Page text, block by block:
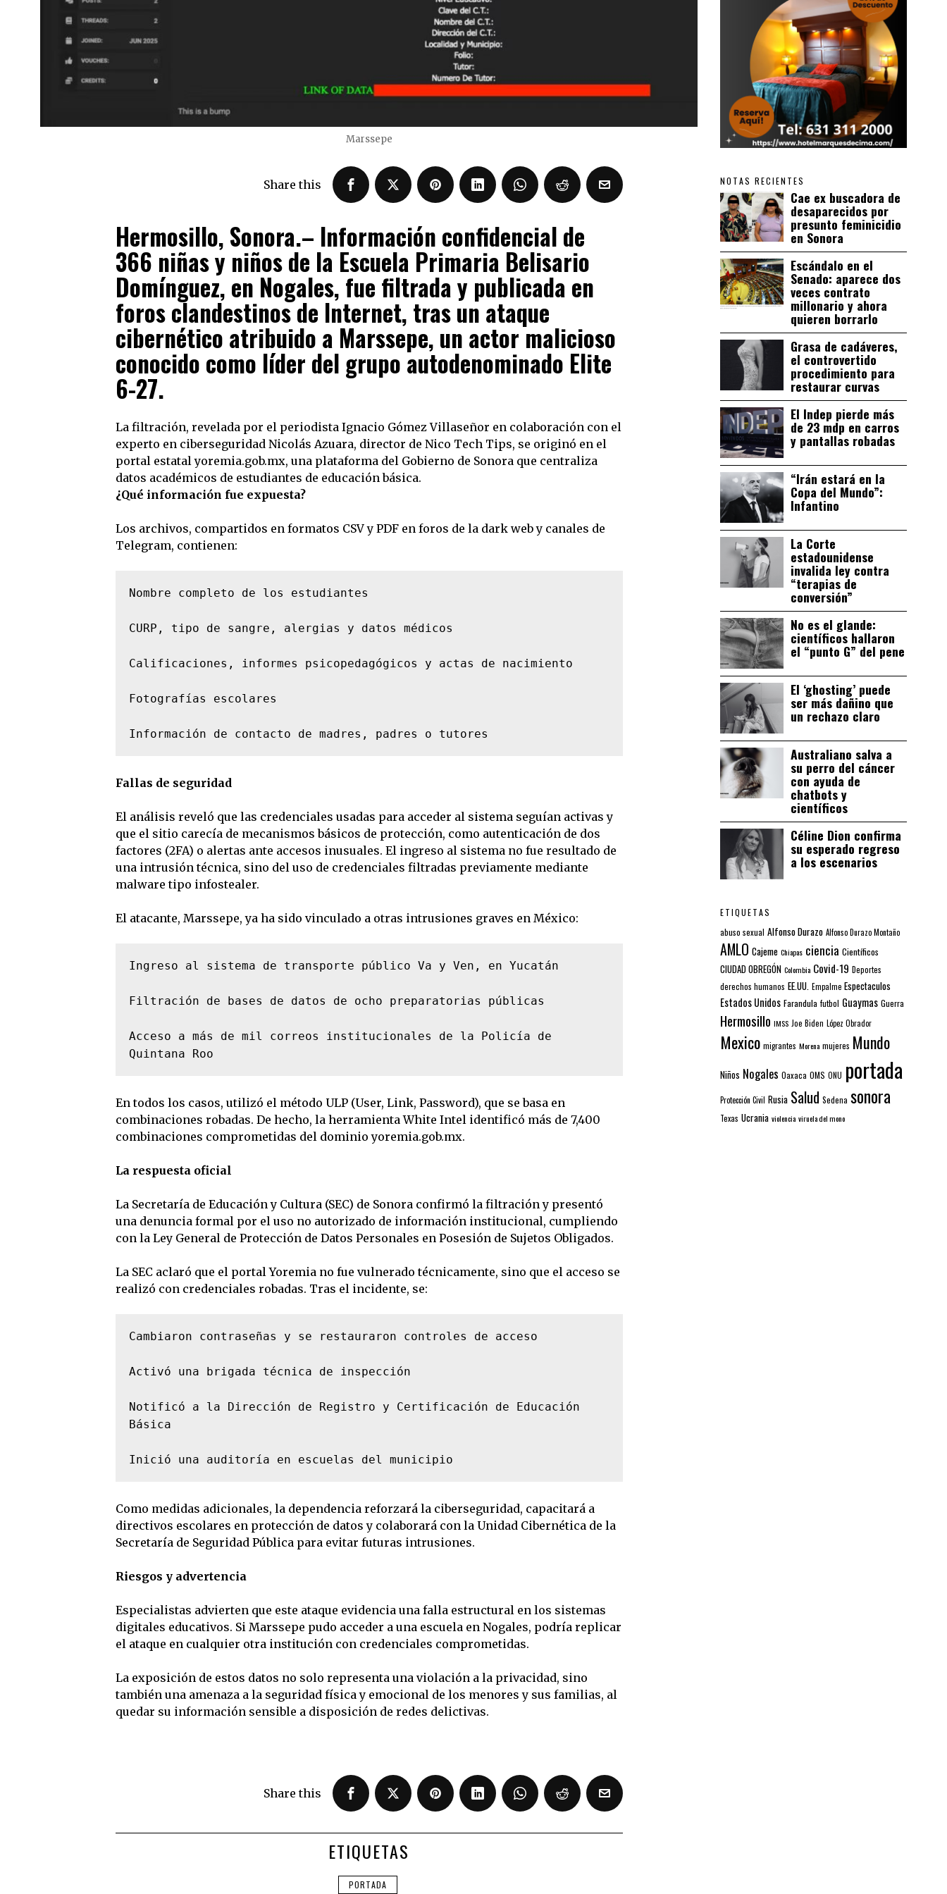
Marssepe
Share this
Hermosillo, Sonora.– Información confidencial de
366 niñas y niños de la Escuela Primaria Belisario
Domínguez, en Nogales, fue filtrada y publicada en
foros clandestinos de Internet, tras un ataque
cibernético atribuido a Marssepe, un actor malicioso
conocido como líder del grupo autodenominado Elite
6-27.
La filtración, revelada por el periodista Ignacio Gómez Villaseñor en colaboración con el
experto en ciberseguridad Nicolás Azuara, director de Nico Tech Tips, se originó en el
portal estatal yoremia.gob.mx, una plataforma del Gobierno de Sonora que centraliza
datos académicos de estudiantes de educación básica.
¿Qué información fue expuesta?
Los archivos, compartidos en formatos CSV y PDF en foros de la dark web y canales de
Telegram, contienen:
Nombre completo de los estudiantes
CURP, tipo de sangre, alergias y datos médicos
Calificaciones, informes psicopedagógicos y actas de nacimiento
Fotografías escolares
Información de contacto de madres, padres o tutores
Fallas de seguridad
El análisis reveló que las credenciales usadas para acceder al sistema seguían activas y
que el sitio carecía de mecanismos básicos de protección, como autenticación de dos
factores (2FA) o alertas ante accesos inusuales. El ingreso al sistema no fue resultado de
una intrusión técnica, sino del uso de credenciales filtradas previamente mediante
malware tipo infostealer.
El atacante, Marssepe, ya ha sido vinculado a otras intrusiones graves en México:
Ingreso al sistema de transporte público Va y Ven, en Yucatán
Filtración de bases de datos de ocho preparatorias públicas
Acceso a más de mil correos institucionales de la Policía de
Quintana Roo
En todos los casos, utilizó el método ULP (User, Link, Password), que se basa en
combinaciones robadas. De hecho, la herramienta White Intel identificó más de 7,400
combinaciones comprometidas del dominio yoremia.gob.mx.
La respuesta oficial
La Secretaría de Educación y Cultura (SEC) de Sonora confirmó la filtración y presentó
una denuncia formal por el uso no autorizado de información institucional, cumpliendo
con la Ley General de Protección de Datos Personales en Posesión de Sujetos Obligados.
La SEC aclaró que el portal Yoremia no fue vulnerado técnicamente, sino que el acceso se
realizó con credenciales robadas. Tras el incidente, se:
Cambiaron contraseñas y se restauraron controles de acceso
Activó una brigada técnica de inspección
Notificó a la Dirección de Registro y Certificación de Educación
Básica
Inició una auditoría en escuelas del municipio
Como medidas adicionales, la dependencia reforzará la ciberseguridad, capacitará a
directivos escolares en protección de datos y colaborará con la Unidad Cibernética de la
Secretaría de Seguridad Pública para evitar futuras intrusiones.
Riesgos y advertencia
Especialistas advierten que este ataque evidencia una falla estructural en los sistemas
digitales educativos. Si Marssepe pudo acceder a una escuela en Nogales, podría replicar
el ataque en cualquier otra institución con credenciales comprometidas.
La exposición de estos datos no solo representa una violación a la privacidad, sino
también una amenaza a la seguridad física y emocional de los menores y sus familias, al
quedar su información sensible a disposición de redes delictivas.
Share this
ETIQUETAS
PORTADA
NOTAS RECIENTES
Cae ex buscadora de
desaparecidos por
presunto feminicidio
en Sonora
Escándalo en el
Senado: aparece dos
veces contrato
millonario y ahora
quieren borrarlo
Grasa de cadáveres,
el controvertido
procedimiento para
restaurar curvas
El Indep pierde más
de 23 mdp en carros
y pantallas robadas
“Irán estará en la
Copa del Mundo”:
Infantino
La Corte
estadounidense
invalida ley contra
“terapias de
conversión”
No es el glande:
científicos hallaron
el “punto G” del pene
El ‘ghosting’ puede
ser más dañino que
un rechazo claro
Australiano salva a
su perro del cáncer
con ayuda de
chatbots y
científicos
Céline Dion confirma
su esperado regreso
a los escenarios
ETIQUETAS
abuso sexual Alfonso Durazo Alfonso Durazo Montaño
AMLO Cajeme Chiapas ciencia Científicos
CIUDAD OBREGÓN Colombia Covid-19 Deportes
derechos humanos EE.UU. Empalme Espectaculos
Estados Unidos Farandula futbol Guaymas Guerra
Hermosillo IMSS Joe Biden López Obrador
Mexico migrantes Morena mujeres Mundo
Niños Nogales Oaxaca OMS ONU portada
Protección Civil Rusia Salud Sedena sonora
Texas Ucrania violencia viruela del mono